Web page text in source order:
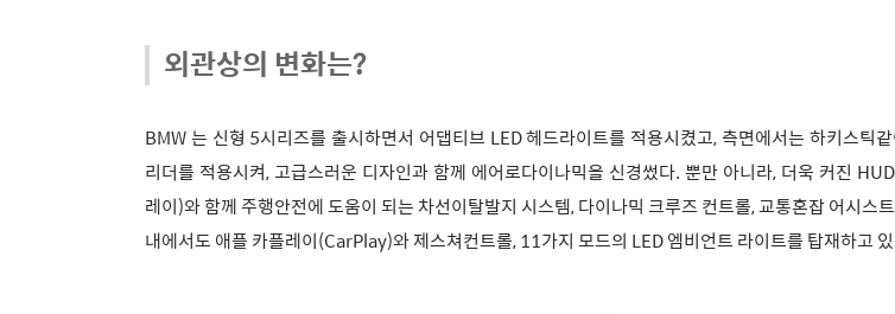
외관상의 변화는?
BMW 는 신형 5시리즈를 출시하면서 어댑티브 LED 헤드라이트를 적용시켰고, 측면에서는 하키스틱
리더를 적용시켜, 고급스러운 디자인과 함께 에어로다이나믹을 신경썼다. 뿐만 아니라, 더욱 커진
레이)와 함께 주행안전에 도움이 되는 차선이탈발지 시스템,다이나믹 크루즈 컨트롤,교통혼잡 어시스
내에서도 애플 카플레이(CarPlay)와 제스쳐컨트롤, 11가지 모드의 LED 엠비언트 라이트를 탑재하고